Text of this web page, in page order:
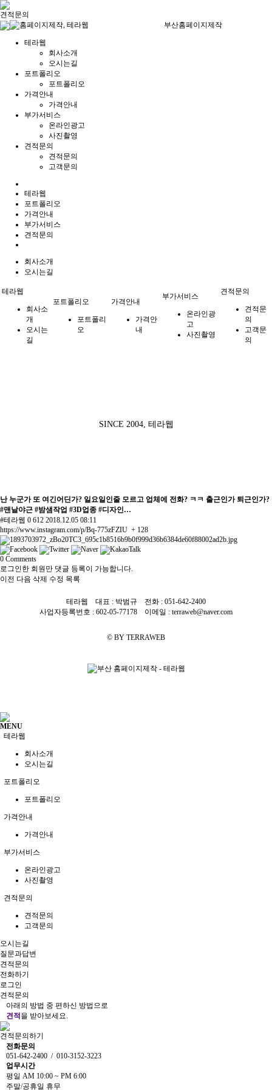
견적문의
부산홈페이지제작
테라웹
회사소개
오시는길
포트폴리오
포트폴리오
가격안내
가격안내
부가서비스
온라인광고
사진촬영
견적문의
견적문의
고객문의
테라웹
포트폴리오
가격안내
부가서비스
견적문의
회사소개
오시는길
테라웹
회사소
개
오시는
길
포트폴리오
포트폴리
오
가격안내
가격안
내
부가서비스
온라인광
고
사진촬영
견적문의
견적문
의
고객문
의
SINCE 2004, 테라웹
난 누군가 또 여긴어딘가? 일요일인줄 모르고 업체에 전화? ㅋㅋ 출근인가 퇴근인가?
#맨날야근 #밤샘작업 #3D업종 #디자인…
#테라웹 0 612 2018.12.05 08:11
https://www.instagram.com/p/Bq-775zFZIU + 128
0 Comments
로그인한 회원만 댓글 등록이 가능합니다.
이전 다음 삭제 수정 목록
테라웹 대표 : 박범규 전화 : 051-642-2400
사업자등록번호 : 602-05-77178 이메일 : terraweb@naver.com
© BY TERRAWEB
MENU
테라웹
회사소개
오시는길
포트폴리오
포트폴리오
가격안내
가격안내
부가서비스
온라인광고
사진촬영
견적문의
견적문의
고객문의
오시는길
질문과답변
견적문의
전화하기
로그인
견적문의
아래의 방법 중 편하신 방법으로
견적 을 받아보세요.
견적문의하기
전화문의
051-642-2400 / 010-3152-3223
업무시간
평일 AM 10:00 ~ PM 6:00
주말/공휴일 휴무